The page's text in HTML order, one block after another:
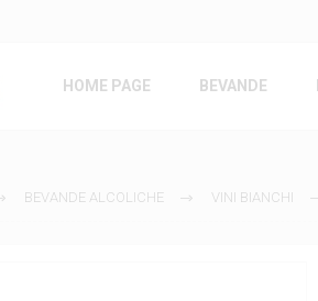
HOME PAGE BEVANDE
BEVANDE ALCOLICHE VINI BIANCHI